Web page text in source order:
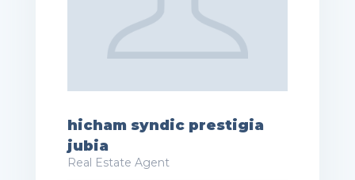
hicham syndic prestigia
jubia
Real Estate Agent